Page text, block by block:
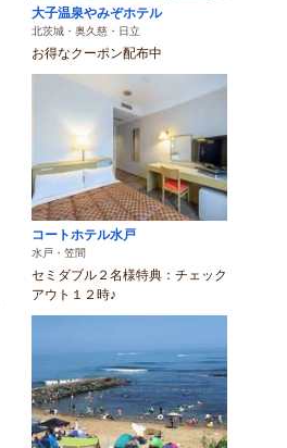
大子温泉やみぞホテル
北茨城・奥久慈・日立
お得なクーポン配布中
コートホテル水戸
水戸・笠間
セミダブル２名様特典：チェック
アウト１２時♪